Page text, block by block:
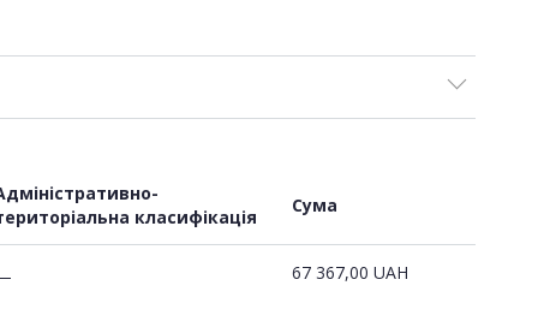
класифікація
Сума
67 367,00 UAH